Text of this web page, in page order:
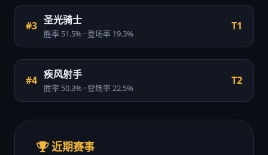
#3 圣光骑士
胜率 51.5% · 登场率 19.3%
T1
#4 疾风射手
胜率 50.3% · 登场率 22.5%
T2
近期赛事